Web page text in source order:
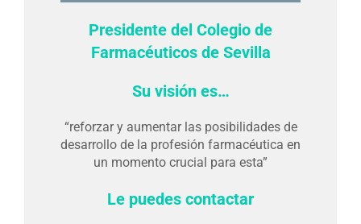
Presidente del Colegio de
Farmacéuticos de Sevilla
Su visión es…
“reforzar y aumentar las posibilidades de
desarrollo de la profesión farmacéutica en
un momento crucial para esta”
Le puedes contactar